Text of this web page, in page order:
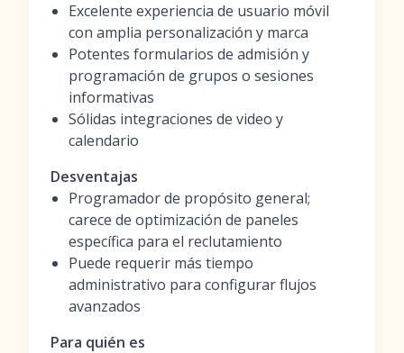
Excelente experiencia de usuario móvil
con amplia personalización y marca
Potentes formularios de admisión y
programación de grupos o sesiones
informativas
Sólidas integraciones de video y
calendario
Desventajas
Programador de propósito general;
carece de optimización de paneles
específica para el reclutamiento
Puede requerir más tiempo
administrativo para configurar flujos
avanzados
Para quién es